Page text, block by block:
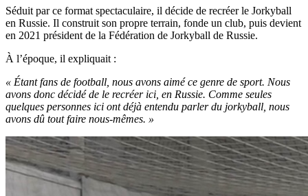
Séduit par ce format spectaculaire, il décide de recréer le Jorkyball
en Russie. Il construit son propre terrain, fonde un club, puis devient
en 2021 président de la Fédération de Jorkyball de Russie.
À l’époque, il expliquait :
« Étant fans de football, nous avons aimé ce genre de sport. Nous
avons donc décidé de le recréer ici, en Russie. Comme seules
quelques personnes ici ont déjà entendu parler du jorkyball, nous
avons dû tout faire nous-mêmes. »